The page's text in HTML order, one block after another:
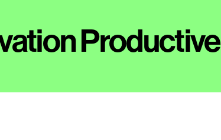
Productive